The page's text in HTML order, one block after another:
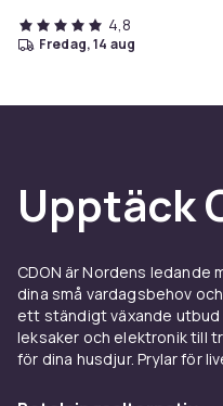
4,8
fredag, 14 aug
Upptäck
CDON är Nordens ledande
dina små vardagsbehov
ett ständigt växande utbud
leksaker och elektronik till
för dina husdjur. Prylar för